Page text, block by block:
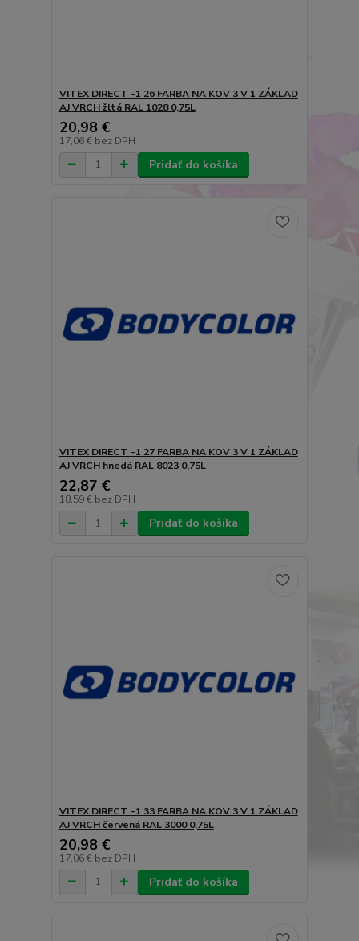
VITEX DIRECT -1 26 FARBA NA KOV 3 V 1 ZÁKLAD
AJ VRCH žltá RAL 1028 0,75L
20,98 €
17,06 € bez DPH
Pridať do košíka
VITEX DIRECT -1 27 FARBA NA KOV 3 V 1 ZÁKLAD
AJ VRCH hnedá RAL 8023 0,75L
22,87 €
18,59 € bez DPH
Pridať do košíka
VITEX DIRECT -1 33 FARBA NA KOV 3 V 1 ZÁKLAD
AJ VRCH červená RAL 3000 0,75L
20,98 €
17,06 € bez DPH
Pridať do košíka